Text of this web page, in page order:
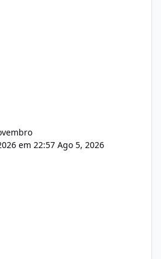
em 22:57 Ago 5, 2026